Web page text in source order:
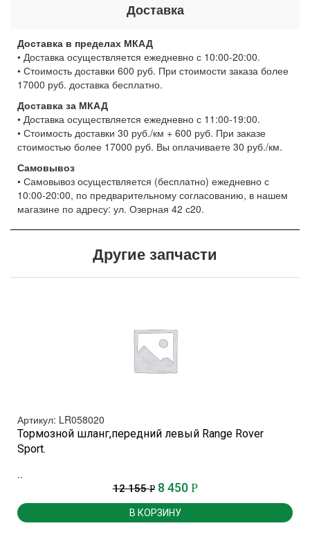
Доставка
Доставка в пределах МКАД
• Доставка осуществляется ежедневно с 10:00-20:00.
• Стоимость доставки 600 руб. При стоимости заказа более
17000 руб. доставка бесплатно.
Доставка за МКАД
• Доставка осуществляется ежедневно с 11:00-19:00.
• Стоимость доставки 30 руб./км + 600 руб. При заказе
стоимостью более 17000 руб. Вы оплачиваете 30 руб./км.
Самовывоз
• Самовывоз осуществляется (бесплатно) ежедневно с
10:00-20:00, по предварительному согласованию, в нашем
магазине по адресу: ул. Озерная 42 с20.
Другие запчасти
Артикул: LR058020
Тормозной шланг,передний левый Range Rover
Sport.
..
12 155Р 8 450 Р
В КОРЗИНУ